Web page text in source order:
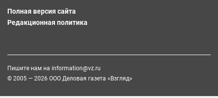
Полная версия сайта
Редакционная политика
Пишите нам на information@vz.ru
© 2005 — 2026 ООО Деловая газета «Взгляд»